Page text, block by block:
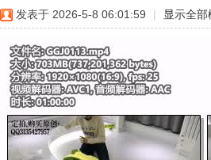
发表于 2026-5-8 06:01:59 显示全部